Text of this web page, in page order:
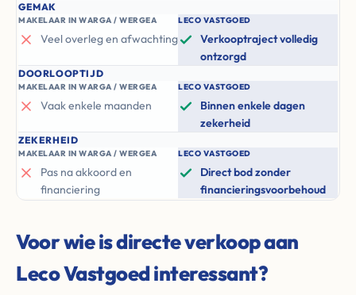
GEMAK
MAKELAAR IN WARGA / WERGEA
Veel overleg en afwachting
LECO VASTGOED
Verkooptraject volledig
ontzorgd
DOORLOOPTIJD
MAKELAAR IN WARGA / WERGEA
Vaak enkele maanden
LECO VASTGOED
Binnen enkele dagen
zekerheid
ZEKERHEID
MAKELAAR IN WARGA / WERGEA
Pas na akkoord en
financiering
LECO VASTGOED
Direct bod zonder
financieringsvoorbehoud
Voor wie is directe verkoop aan
Leco Vastgoed interessant?